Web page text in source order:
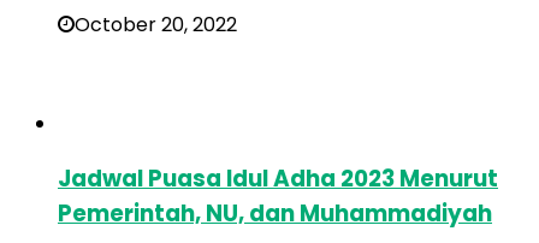
October 20, 2022
Jadwal Puasa Idul Adha 2023 Menurut
Pemerintah, NU, dan Muhammadiyah